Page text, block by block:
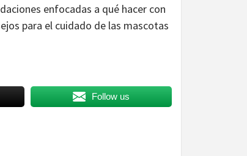
enfocadas a qué hacer con
para el cuidado de las mascotas
Follow us